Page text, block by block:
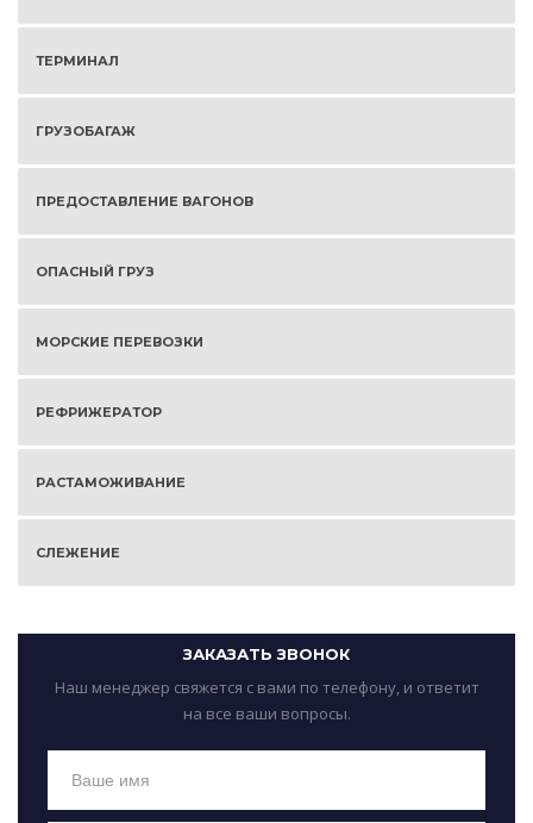
ТЕРМИНАЛ
ГРУЗОБАГАЖ
ПРЕДОСТАВЛЕНИЕ ВАГОНОВ
ОПАСНЫЙ ГРУЗ
МОРСКИЕ ПЕРЕВОЗКИ
РЕФРИЖЕРАТОР
РАСТАМОЖИВАНИЕ
СЛЕЖЕНИЕ
ЗАКАЗАТЬ ЗВОНОК
Наш менеджер свяжется с вами по телефону, и ответит
на все ваши вопросы.